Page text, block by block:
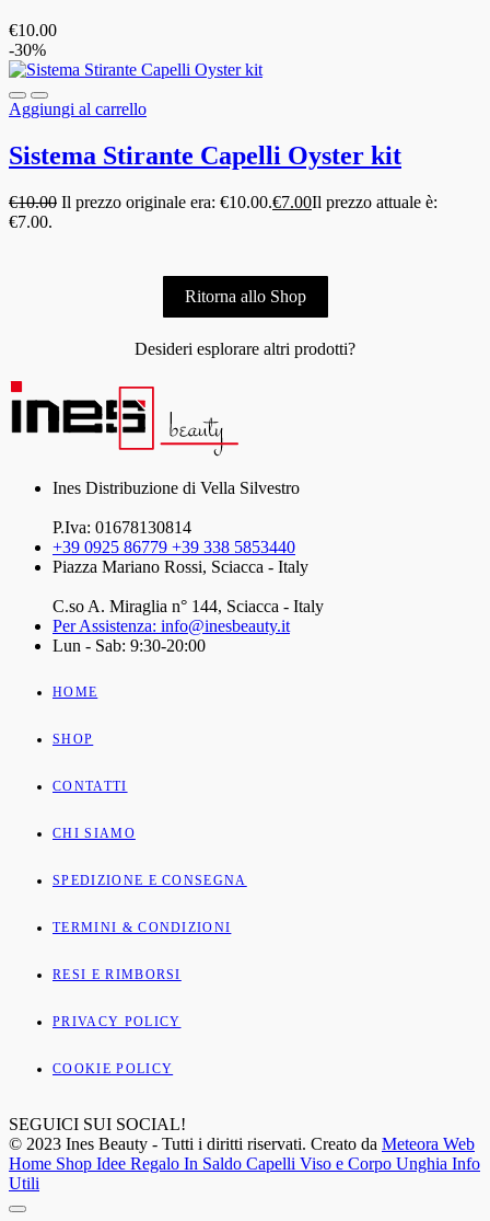
€10.00
-30%
Aggiungi al carrello
Sistema Stirante Capelli Oyster kit
€10.00 Il prezzo originale era: €10.00.€7.00Il prezzo attuale è:
€7.00.
Ritorna allo Shop
Desideri esplorare altri prodotti?
Ines Distribuzione di Vella Silvestro
P.Iva: 01678130814
+39 0925 86779 +39 338 5853440
Piazza Mariano Rossi, Sciacca - Italy
C.so A. Miraglia n° 144, Sciacca - Italy
Per Assistenza: info@inesbeauty.it
Lun - Sab: 9:30-20:00
HOME
SHOP
CONTATTI
CHI SIAMO
SPEDIZIONE E CONSEGNA
TERMINI & CONDIZIONI
RESI E RIMBORSI
PRIVACY POLICY
COOKIE POLICY
SEGUICI SUI SOCIAL!
© 2023 Ines Beauty - Tutti i diritti riservati. Creato da Meteora Web
Home Shop Idee Regalo In Saldo Capelli Viso e Corpo Unghia Info
Utili